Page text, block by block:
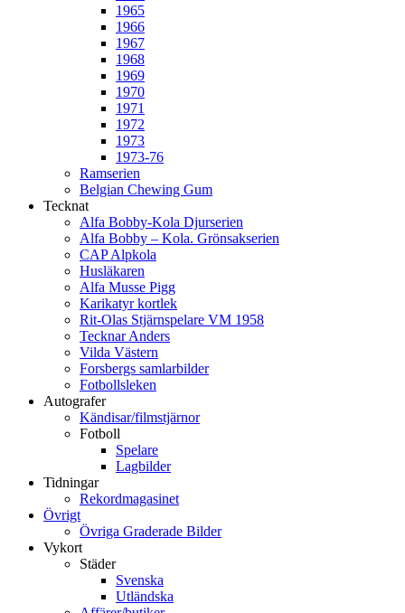
1965
1966
1967
1968
1969
1970
1971
1972
1973
1973-76
Ramserien
Belgian Chewing Gum
Tecknat
Alfa Bobby-Kola Djurserien
Alfa Bobby – Kola. Grönsakserien
CAP Alpkola
Husläkaren
Alfa Musse Pigg
Karikatyr kortlek
Rit-Olas Stjärnspelare VM 1958
Tecknar Anders
Vilda Västern
Forsbergs samlarbilder
Fotbollsleken
Autografer
Kändisar/filmstjärnor
Fotboll
Spelare
Lagbilder
Tidningar
Rekordmagasinet
Övrigt
Övriga Graderade Bilder
Vykort
Städer
Svenska
Utländska